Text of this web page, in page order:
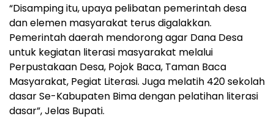
“Disamping itu, upaya pelibatan pemerintah desa
dan elemen masyarakat terus digalakkan.
Pemerintah daerah mendorong agar Dana Desa
untuk kegiatan literasi masyarakat melalui
Perpustakaan Desa, Pojok Baca, Taman Baca
Masyarakat, Pegiat Literasi. Juga melatih 420 sekolah
dasar Se-Kabupaten Bima dengan pelatihan literasi
dasar”, Jelas Bupati.